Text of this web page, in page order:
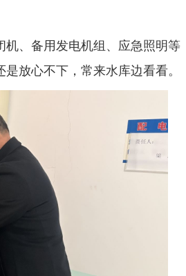
、备用发电机组、应急照明等
放心不下，常来水库边看看。